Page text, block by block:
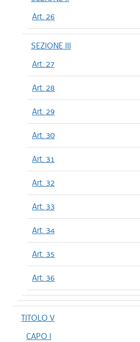
Art. 26
SEZIONE III
Art. 27
Art. 28
Art. 29
Art. 30
Art. 31
Art. 32
Art. 33
Art. 34
Art. 35
Art. 36
TITOLO V
CAPO I